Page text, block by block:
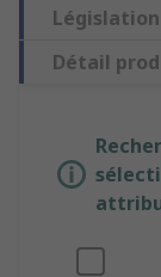
Détail